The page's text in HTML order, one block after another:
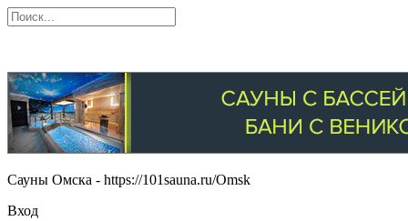
Сауны Омска - https://101sauna.ru/Omsk
Вход